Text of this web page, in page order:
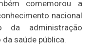
comemorou a
nacional
da administração
saúde pública.